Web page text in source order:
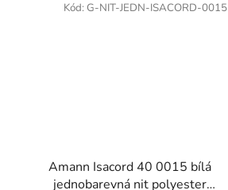
Amann Isacord 40 0015 bílá
jednobarevná nit polyester
Kód: G-NIT-JEDN-ISACORD-0015